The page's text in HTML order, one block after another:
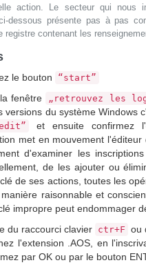
action. Le secteur qui nous
dessous présente pas à pas
registre contenant les
le bouton “start”
fenêtre „retrouvez les
versions du système Windows
et ensuite confirmez
met en mouvement
d'examiner les
de les ajouter ou
de ses actions, toutes les
raisonnable et
impropre peut endommager
du raccourci clavier
ctr+F ou
l'extension .AOS, en
par OK ou par le bouton